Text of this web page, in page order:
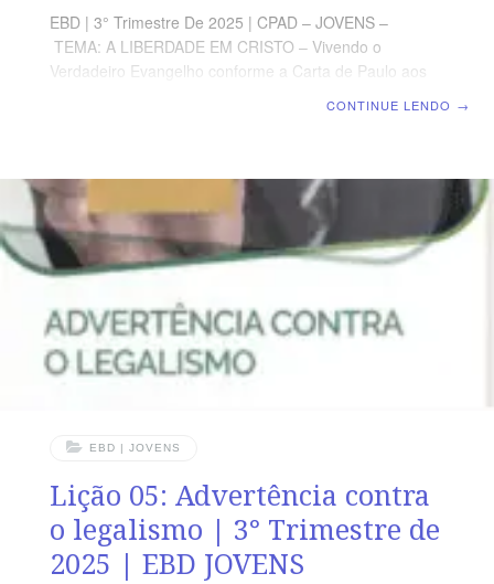
EBD | 3° Trimestre De 2025 | CPAD – JOVENS –
TEMA: A LIBERDADE EM CRISTO – Vivendo o
Verdadeiro Evangelho conforme a Carta de Paulo aos
RESUMO DA LIÇÃO Abraão foi tornado justo por crer
no que Deus falou, e não por seguir um conjunto de
ritos. LEITURA SEMANAL SEGUNDA-FEIRA – Rm
11.21 Todos
CONTINUE LENDO →
EBD | JOVENS
Lição 05: Advertência contra
o legalismo | 3° Trimestre de
2025 | EBD JOVENS